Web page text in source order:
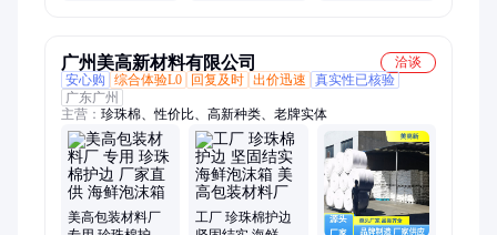
广州美高新材料有限公司
洽谈
安心购
综合体验L0 回复及时 出价迅速
真实性已核验
广东广州
主营： 珍珠棉、性价比、高新种类、老牌实体
美高包装材料厂
工厂 珍珠棉护边